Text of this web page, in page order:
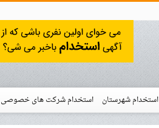
استخدام شهرستان استخدام شرکت های خصوصی